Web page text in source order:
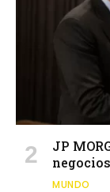
JP
MUNDO